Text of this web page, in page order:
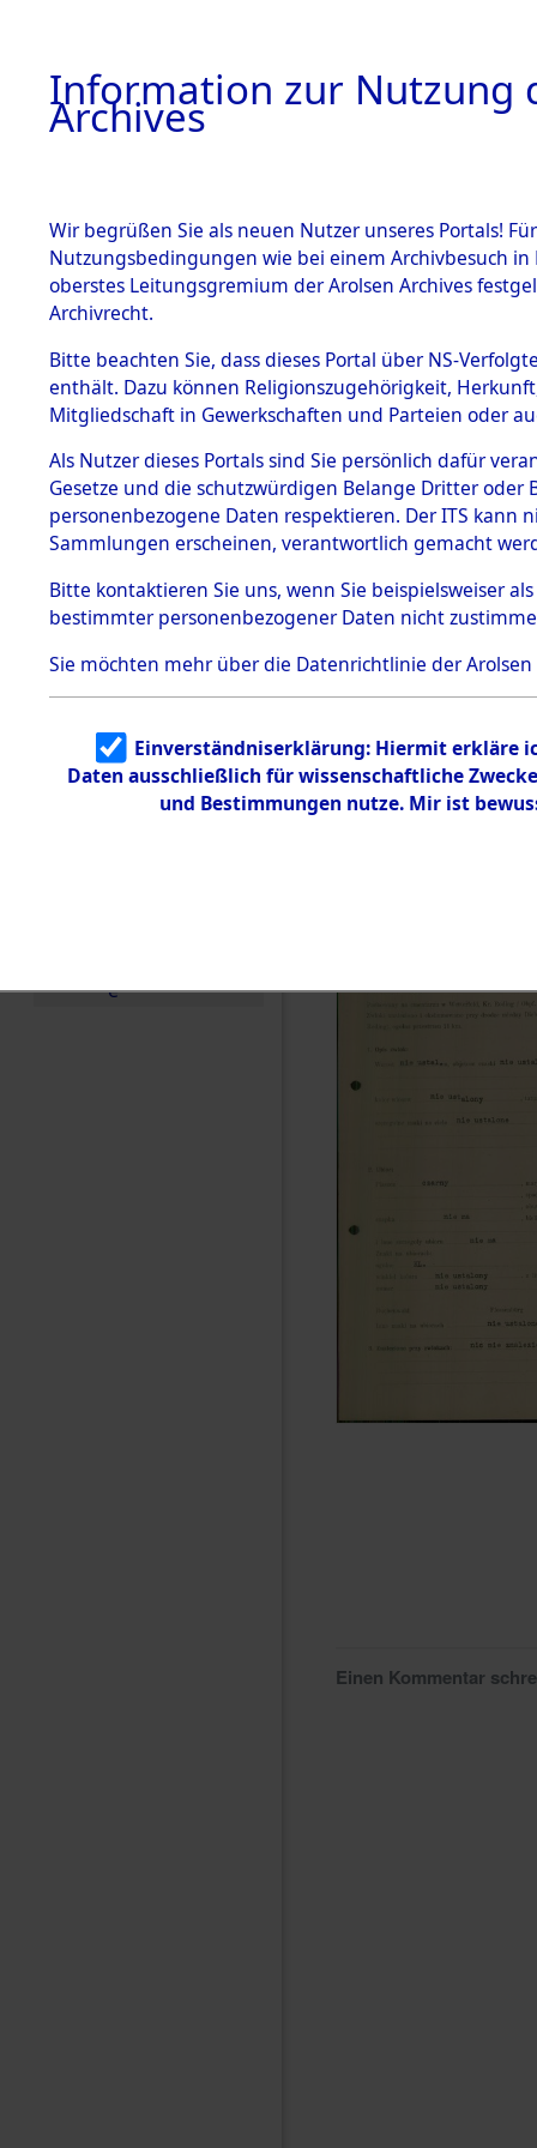
BESTÄNDE
1.
mente
5. Verschiedenes
5.3
Todesmärsche
5.3.1 Alliierte
Erhebungen
zu
Todesmärsch
en
5.3.2
Identifizierun
g
5.3.3
Todesmärsch
e
auf dem
zur
Roding)
Leben
0002
Einen Kommentar
Information zur Nutzung
Archives
Wir begrüßen Sie als neuen Nutzer unseres Portals!
Nutzungsbedingungen wie bei einem Archivbesuch
oberstes Leitungsgremium der Arolsen Archives
Archivrecht.
Bitte beachten Sie, dass dieses Portal über NS-
enthält. Dazu können Religionszugehörigkeit,
Mitgliedschaft in Gewerkschaften und Parteien oder
Als Nutzer dieses Portals sind Sie persönlich dafür
Gesetze und die schutzwürdigen Belange Dritter
personenbezogene Daten respektieren. Der ITS
Sammlungen erscheinen, verantwortlich gemacht
Bitte kontaktieren Sie uns, wenn Sie beispielsweiser
bestimmter personenbezogener Daten nicht
Sie möchten mehr über die Datenrichtlinie der Arolsen
Einverständniserklärung: Hiermit erkläre
Daten ausschließlich für wissenschaftliche
und Bestimmungen nutze. Mir ist